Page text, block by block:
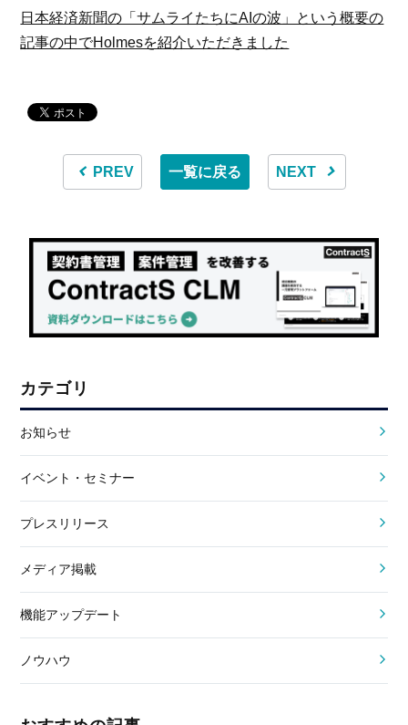
日本経済新聞の「サムライたちにAIの波」という概要の
記事の中でHolmesを紹介いただきました
PREV 一覧に戻る NEXT
カテゴリ
お知らせ
イベント・セミナー
プレスリリース
メディア掲載
機能アップデート
ノウハウ